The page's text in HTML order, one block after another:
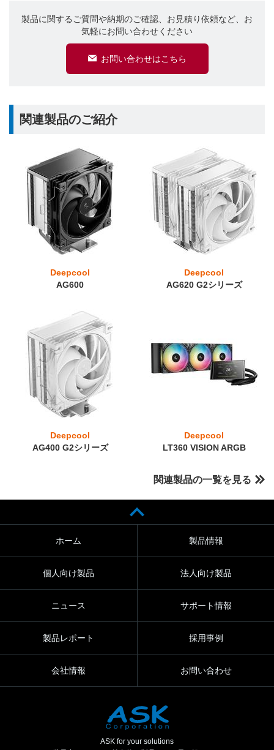
製品に関するご質問や納期のご確認、お見積り依頼など、お
気軽にお問い合わせください
お問い合わせはこちら
関連製品のご紹介
Deepcool
AG600
Deepcool
AG620 G2シリーズ
Deepcool
AG400 G2シリーズ
Deepcool
LT360 VISION ARGB
関連製品の一覧を見る
ホーム 製品情報
個人向け製品 法人向け製品
ニュース サポート情報
製品レポート 採用事例
会社情報 お問い合わせ
ASK for your solutions